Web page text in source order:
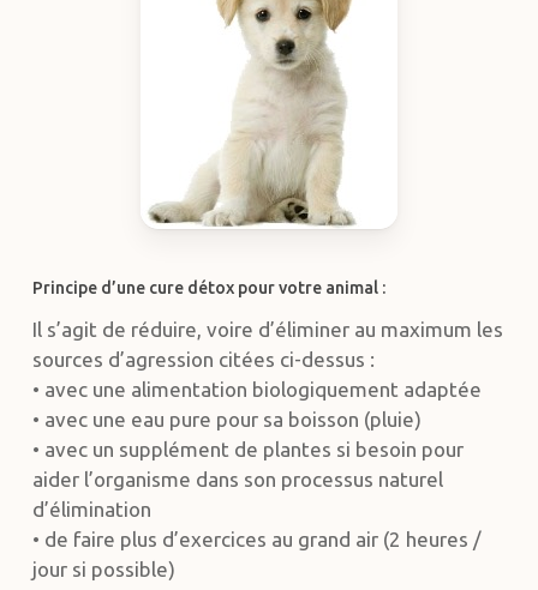
Principe d’une cure détox pour votre animal :
Il s’agit de réduire, voire d’éliminer au maximum les
sources d’agression citées ci-dessus :
• avec une alimentation biologiquement adaptée
• avec une eau pure pour sa boisson (pluie)
• avec un supplément de plantes si besoin pour
aider l’organisme dans son processus naturel
d’élimination
• de faire plus d’exercices au grand air (2 heures /
jour si possible)